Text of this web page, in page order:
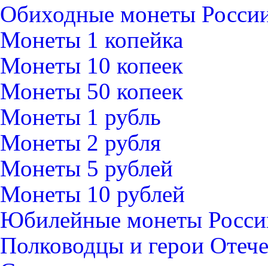
Обиходные монеты
Монеты 1 копейка
Монеты 10 копеек
Монеты 50 копеек
Монеты 1 рубль
Монеты 2 рубля
Монеты 5 рублей
Монеты 10 рублей
Юбилейные монеты
Полководцы и герои